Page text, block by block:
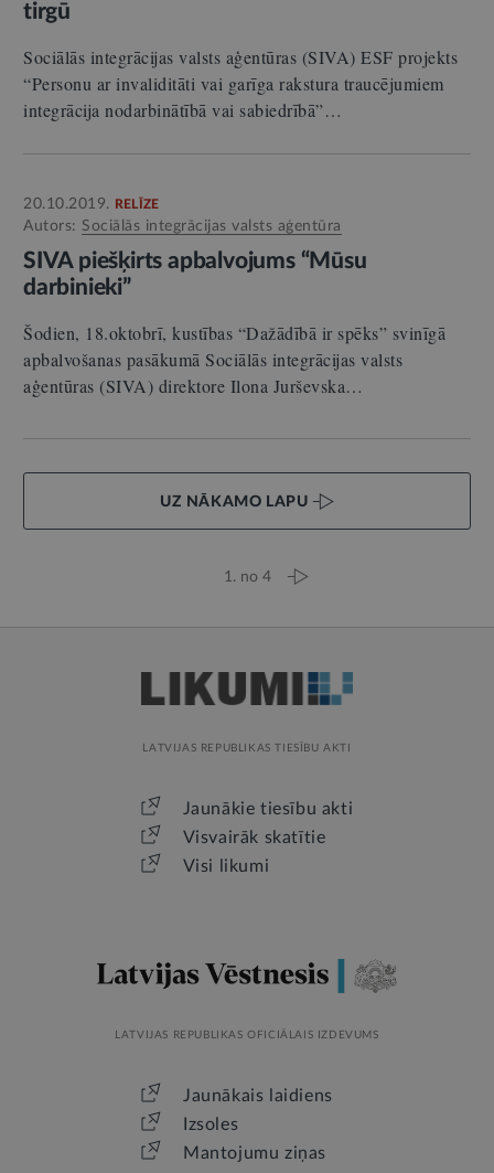
tirgū
Sociālās integrācijas valsts aģentūras (SIVA) ESF projekts
“Personu ar invaliditāti vai garīga rakstura traucējumiem
integrācija nodarbinātībā vai sabiedrībā”…
20.10.2019. RELĪZE
Autors: Sociālās integrācijas valsts aģentūra
SIVA piešķirts apbalvojums “Mūsu
darbinieki”
Šodien, 18.oktobrī, kustības “Dažādībā ir spēks” svinīgā
apbalvošanas pasākumā Sociālās integrācijas valsts
aģentūras (SIVA) direktore Ilona Jurševska…
UZ NĀKAMO LAPU
1. no 4
LATVIJAS REPUBLIKAS TIESĪBU AKTI
Jaunākie tiesību akti
Visvairāk skatītie
Visi likumi
LATVIJAS REPUBLIKAS OFICIĀLAIS IZDEVUMS
Jaunākais laidiens
Izsoles
Mantojumu ziņas